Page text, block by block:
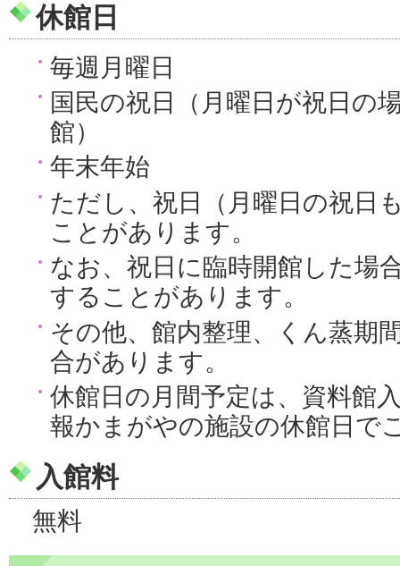
休館日
毎週月曜日
国民の祝日（月曜日が祝日の
館）
年末年始
ただし、祝日（月曜日の祝日
ことがあります。
なお、祝日に臨時開館した場
することがあります。
その他、館内整理、くん蒸期
合があります。
休館日の月間予定は、資料館
報かまがやの施設の休館日で
入館料
無料